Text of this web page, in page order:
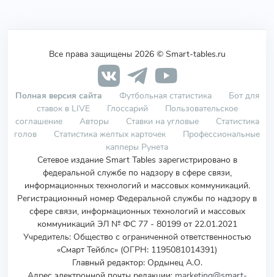
Все права защищены 2026 © Smart-tables.ru
Полная версия сайта Футбольная статистика
Бот для
ставок в LIVE
Глоссарий
Пользовательское
соглашение
Авторы Ставки на угловые
Статистика
голов
Статистика желтых карточек
Профессиональные
капперы Рунета
Сетевое издание Smart Tables зарегистрировано в
федеральной службе по надзору в сфере связи,
информационных технологий и массовых коммуникаций.
Регистрационный номер Федеральной службы по надзору в
сфере связи, информационных технологий и массовых
коммуникаций ЭЛ № ФС 77 - 80199 от 22.01.2021
Учредитель: Общество с ограниченной ответственностью
«Смарт Тейблс» (ОГРН: 1195081014391)
Главный редактор: Ордынец А.О.